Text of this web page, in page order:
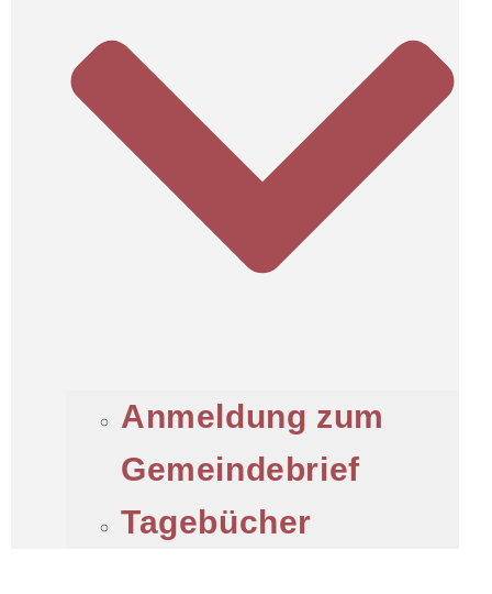
Anmeldung zum
Gemeindebrief
Tagebücher